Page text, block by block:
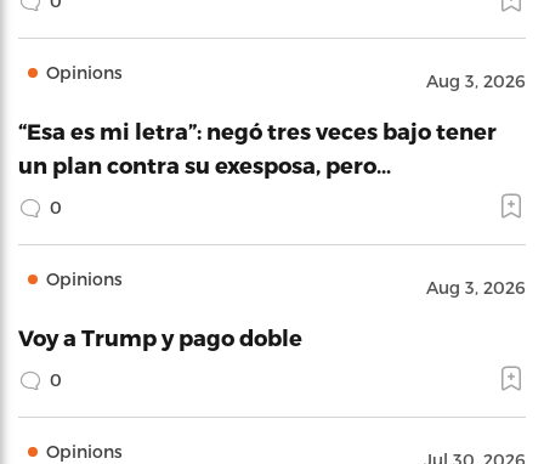
Opinions Aug 3, 2026
“Esa es mi letra”: negó tres veces bajo tener
un plan contra su exesposa, pero…
0
Opinions Aug 3, 2026
Voy a Trump y pago doble
0
Opinions Jul 30, 2026